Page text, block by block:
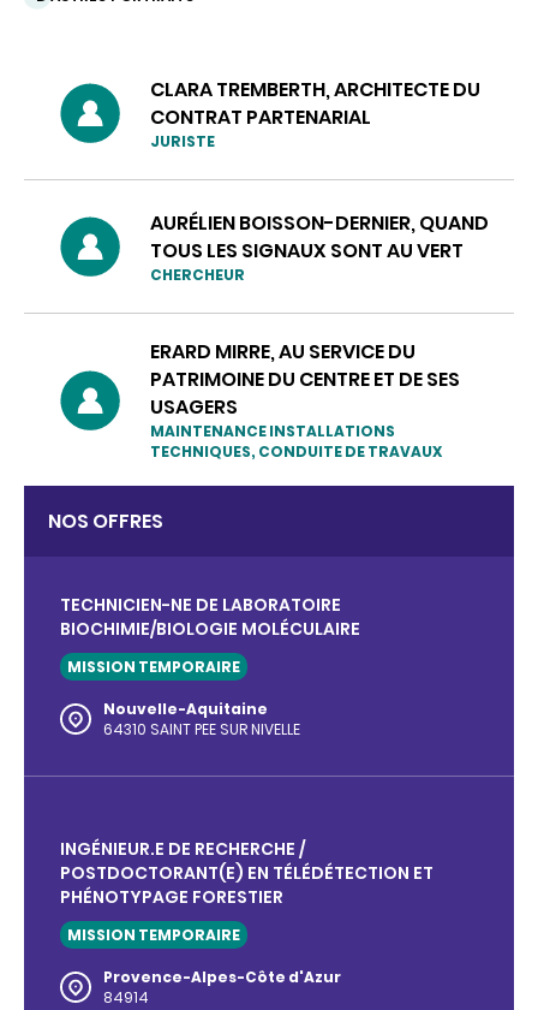
CLARA TREMBERTH, ARCHITECTE DU
CONTRAT PARTENARIAL
JURISTE
AURÉLIEN BOISSON-DERNIER, QUAND
TOUS LES SIGNAUX SONT AU VERT
CHERCHEUR
ERARD MIRRE, AU SERVICE DU
PATRIMOINE DU CENTRE ET DE SES
USAGERS
MAINTENANCE INSTALLATIONS
TECHNIQUES, CONDUITE DE TRAVAUX
NOS OFFRES
TECHNICIEN-NE DE LABORATOIRE
BIOCHIMIE/BIOLOGIE MOLÉCULAIRE
MISSION TEMPORAIRE
Nouvelle-Aquitaine
64310 SAINT PEE SUR NIVELLE
INGÉNIEUR.E DE RECHERCHE /
POSTDOCTORANT(E) EN TÉLÉDÉTECTION ET
PHÉNOTYPAGE FORESTIER
MISSION TEMPORAIRE
Provence-Alpes-Côte d'Azur
84914